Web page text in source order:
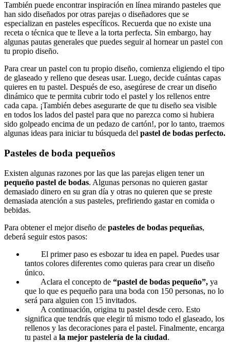
También puede encontrar inspiración en línea mirando pasteles que
han sido diseñados por otras parejas o diseñadores que se
especializan en pasteles específicos. Recuerda que no existe una
receta o técnica que te lleve a la torta perfecta. Sin embargo, hay
algunas pautas generales que puedes seguir al hornear un pastel con
tu propio diseño.
Para crear un pastel con tu propio diseño, comienza eligiendo el tipo
de glaseado y relleno que deseas usar. Luego, decide cuántas capas
quieres en tu pastel. Después de eso, asegúrese de crear un diseño
dinámico que te permita cubrir todo el pastel y los rellenos entre
cada capa. ¡También debes asegurarte de que tu diseño sea visible
en todos los lados del pastel para que no parezca como si hubiera
sido golpeado encima de un pedazo de cartón!, por lo tanto, traemos
algunas ideas para iniciar tu búsqueda del pastel de bodas perfecto.
Pasteles de boda pequeños
Existen algunas razones por las que las parejas eligen tener un
pequeño pastel de bodas. Algunas personas no quieren gastar
demasiado dinero en su gran día y otras no quieren que se preste
demasiada atención a sus pasteles, prefiriendo gastar en comida o
bebidas.
Para obtener el mejor diseño de pasteles de bodas pequeñas,
deberá seguir estos pasos:
El primer paso es esbozar tu idea en papel. Puedes usar
tantos colores diferentes como quieras para crear un diseño
único.
Aclara el concepto de “pastel de bodas pequeño”, ya
que lo que es pequeño para una boda con 150 personas, no lo
será para alguien con 15 invitados.
A continuación, origina tu pastel desde cero. Esto
significa que tendrás que elegir tú mismo todo el glaseado, los
rellenos y las decoraciones para el pastel. Finalmente, encarga
tu pastel a la mejor pastelería de la ciudad.